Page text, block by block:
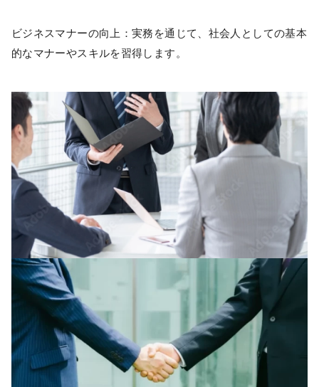
ビジネスマナーの向上：​実務を通じて、社会人としての基本
的なマナーやスキルを習得します。